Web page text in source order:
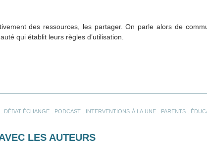
des ressources, les partager. On parle alors de
qui établit leurs règles d’utilisation.
DÉBAT ÉCHANGE PODCAST INTERVENTIONS À LA UNE. PARENTS
LES AUTEURS